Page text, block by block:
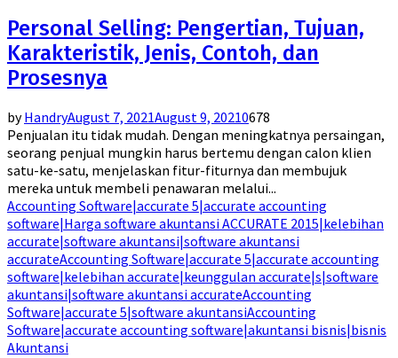
Personal Selling: Pengertian, Tujuan,
Karakteristik, Jenis, Contoh, dan
Prosesnya
byHandryAugust 7, 2021August 9, 20210678
Penjualan itu tidak mudah. Dengan meningkatnya persaingan,
seorang penjual mungkin harus bertemu dengan calon klien
satu-ke-satu, menjelaskan fitur-fiturnya dan membujuk
mereka untuk membeli penawaran melalui...
Accounting Software|accurate 5|accurate accounting
software|Harga software akuntansi ACCURATE 2015|kelebihan
accurate|software akuntansi|software akuntansi
accurateAccounting Software|accurate 5|accurate accounting
software|kelebihan accurate|keunggulan accurate|s|software
akuntansi|software akuntansi accurateAccounting
Software|accurate 5|software akuntansiAccounting
Software|accurate accounting software|akuntansi bisnis|bisnis
Akuntansi